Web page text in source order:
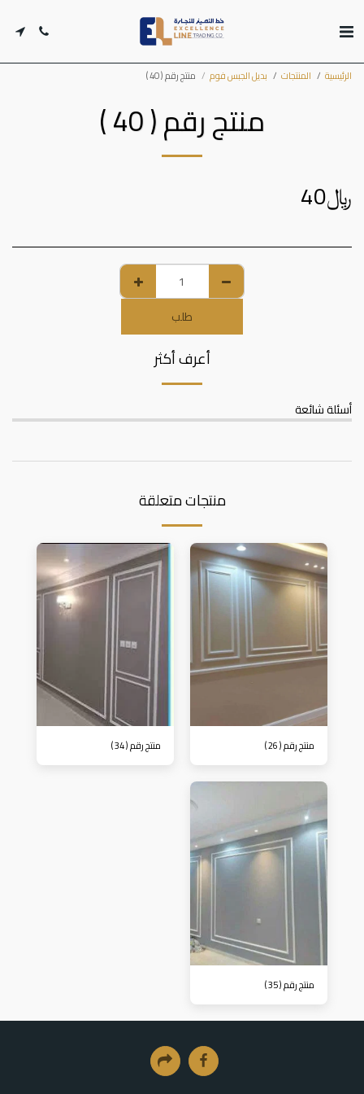
الرئيسية المنتجات بديل الجبس فوم منتج رقم ( 40 )
منتج رقم ( 40 )
﷼40
طلب
أعرف أكثر
أسئلة شائعة
منتجات متعلقة
منتج رقم ( 26 ) منتج رقم ( 34 )
منتج رقم ( 35 )